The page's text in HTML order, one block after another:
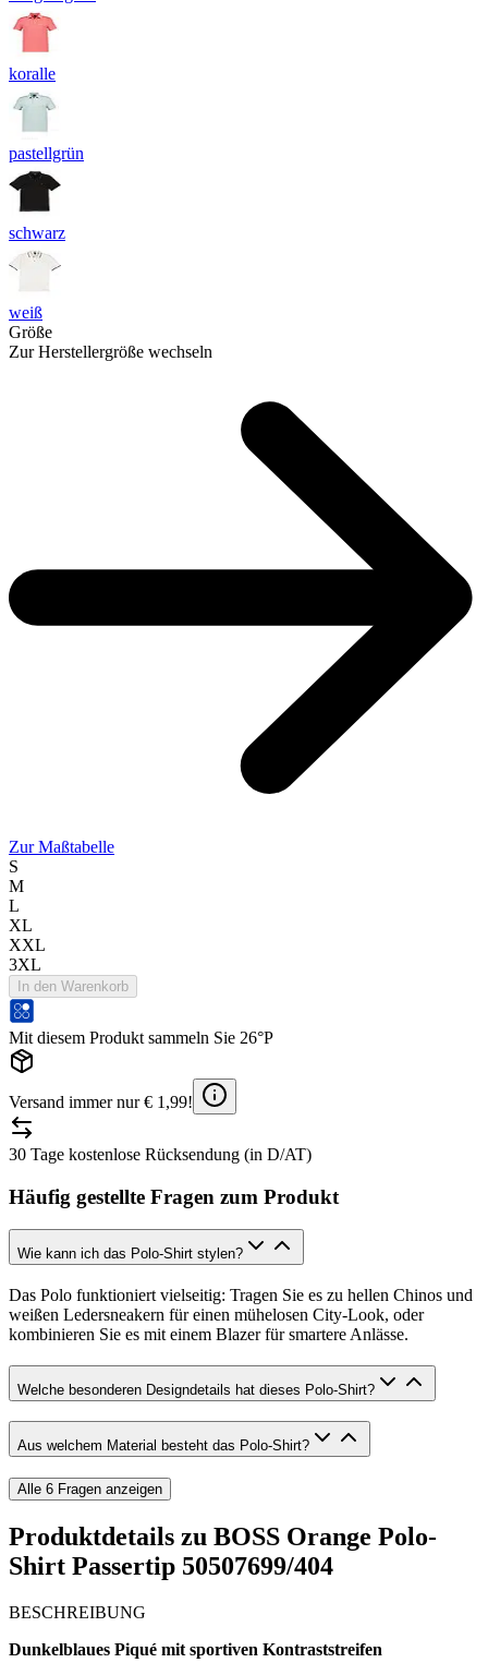
koralle
pastellgrün
schwarz
weiß
Größe
Zur Herstellergröße wechseln
Zur Maßtabelle
S
M
L
XL
XXL
3XL
In den Warenkorb
Mit diesem Produkt sammeln Sie 26°P
Versand immer nur € 1,99!
30 Tage kostenlose Rücksendung (in D/AT)
Häufig gestellte Fragen zum Produkt
Wie kann ich das Polo-Shirt stylen?
Das Polo funktioniert vielseitig: Tragen Sie es zu hellen Chinos und
weißen Ledersneakern für einen mühelosen City-Look, oder
kombinieren Sie es mit einem Blazer für smartere Anlässe.
Welche besonderen Designdetails hat dieses Polo-Shirt?
Aus welchem Material besteht das Polo-Shirt?
Alle 6 Fragen anzeigen
Produktdetails zu BOSS Orange Polo-
Shirt Passertip 50507699/404
BESCHREIBUNG
Dunkelblaues Piqué mit sportiven Kontraststreifen